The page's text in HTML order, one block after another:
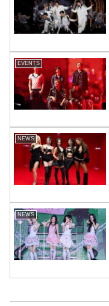
EVENTS
NEWS
NEWS